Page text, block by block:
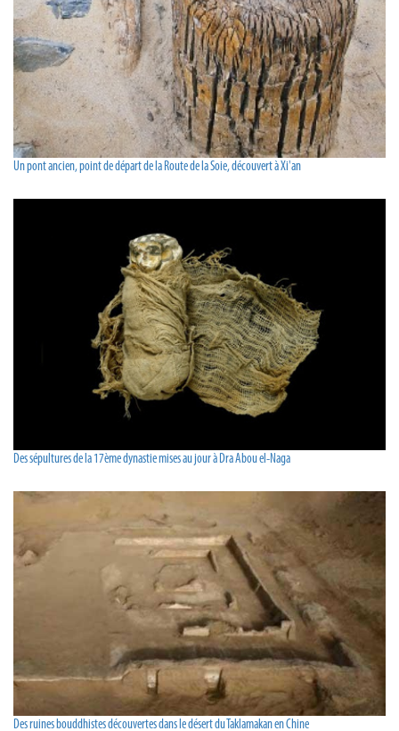
Un pont ancien, point de départ de la Route de la Soie, découvert à Xi'an
Des sépultures de la 17ème dynastie mises au jour à Dra Abou el-Naga
Des ruines bouddhistes découvertes dans le désert du Taklamakan en Chine